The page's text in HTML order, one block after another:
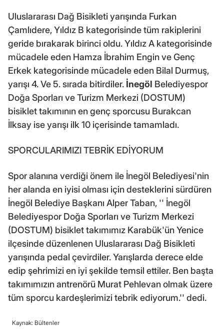
Uluslararası Dağ Bisikleti yarışında Furkan
Çamlıdere, Yıldız B kategorisinde tüm rakiplerini
geride bırakarak birinci oldu. Yıldız A kategorisinde
mücadele eden Hamza İbrahim Engin ve Genç
Erkek kategorisinde mücadele eden Bilal Durmuş,
yarışı 4. Ve 5. sırada bitirdiler. İnegöl Belediyespor
Doğa Sporları ve Turizm Merkezi (DOSTUM)
bisiklet takımının en genç sporcusu Burakcan
İlksay ise yarışı ilk 10 içerisinde tamamladı.
SPORCULARIMIZI TEBRİK EDİYORUM
Spor alanına verdiği önem ile İnegöl Belediyesi'nin
her alanda en iyisi olması için desteklerini sürdüren
İnegöl Belediye Başkanı Alper Taban, '' İnegöl
Belediyespor Doğa Sporları ve Turizm Merkezi
(DOSTUM) bisiklet takımımız Karabük'ün Yenice
ilçesinde düzenlenen Uluslararası Dağ Bisikleti
yarışında pedal çevirdiler. Yarışlarda derece elde
edip şehrimizi en iyi şekilde temsil ettiler. Ben başta
takımımızın antrenörü Murat Pehlevan olmak üzere
tüm sporcu kardeşlerimizi tebrik ediyorum.'' dedi.
Kaynak: Bültenler